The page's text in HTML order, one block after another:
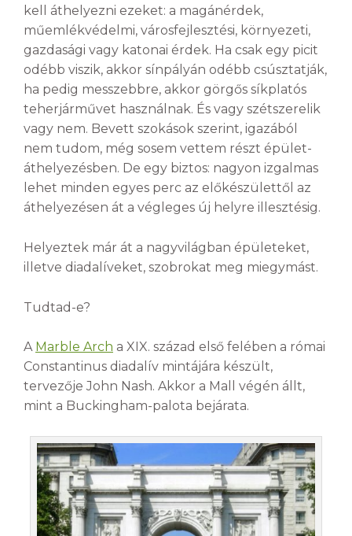
kell áthelyezni ezeket: a magánérdek,
műemlékvédelmi, városfejlesztési, környezeti,
gazdasági vagy katonai érdek. Ha csak egy picit
odébb viszik, akkor sínpályán odébb csúsztatják,
ha pedig messzebbre, akkor görgős síkplatós
teherjárművet használnak. És vagy szétszerelik
vagy nem. Bevett szokások szerint, igazából
nem tudom, még sosem vettem részt épület-
áthelyezésben. De egy biztos: nagyon izgalmas
lehet minden egyes perc az előkészülettől az
áthelyezésen át a végleges új helyre illesztésig.
Helyeztek már át a nagyvilágban épületeket,
illetve diadalíveket, szobrokat meg miegymást.
Tudtad-e?
A Marble Arch a XIX. század első felében a római
Constantinus diadalív mintájára készült,
tervezője John Nash. Akkor a Mall végén állt,
mint a Buckingham-palota bejárata.